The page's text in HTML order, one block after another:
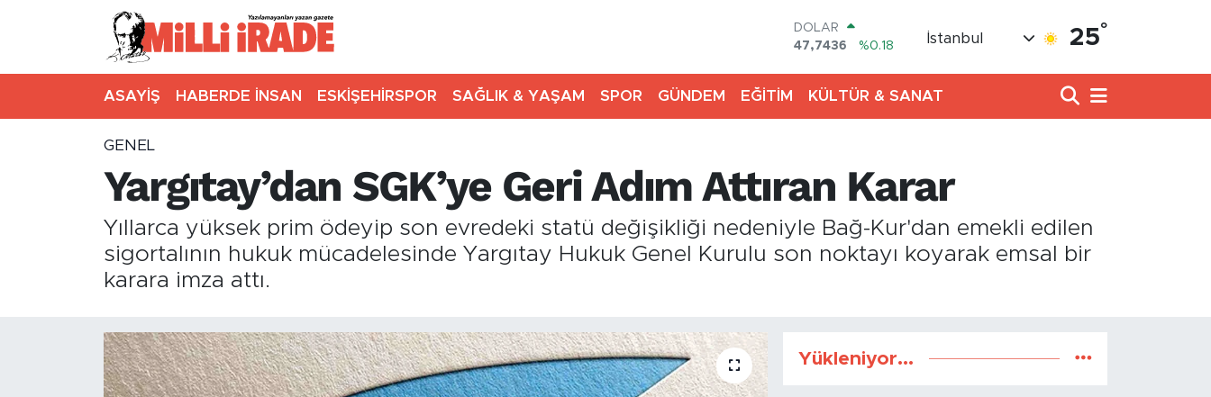
DOLAR
47,7436
%0.18
STERLİN
64,4811
%0.38
13.779
%-14
64.959,79
%1.11
İstanbul 25°
ASAYİŞ HABERDE İNSAN ESKİŞEHİRSPOR SAĞLIK & YAŞAM SPOR GÜNDEM EĞİTİM KÜLTÜR & SANAT
GENEL
Yargıtay’dan SGK’ye Geri Adım Attıran Karar
Yıllarca yüksek prim ödeyip son evredeki statü değişikliği nedeniyle Bağ-Kur'dan emekli edilen
sigortalının hukuk mücadelesinde Yargıtay Hukuk Genel Kurulu son noktayı koyarak emsal bir
karara imza attı.
Yükleniyor...